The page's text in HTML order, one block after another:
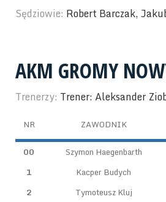
Sędziowie: Robert Barczak,
AKM GROMY
Trenerzy: Trener: Aleksander
NR ZAWODNIK
00 Szymon Haegenbarth
1
Kacper Budych
2
Tymoteusz Kluj